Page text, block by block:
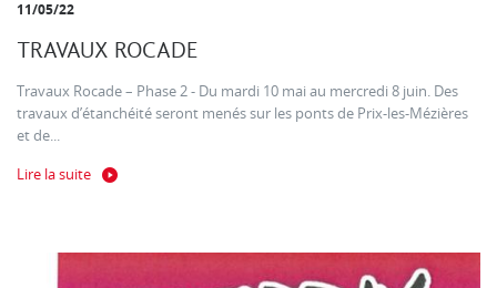
11/05/22
TRAVAUX ROCADE
Travaux Rocade – Phase 2 - Du mardi 10 mai au mercredi 8 juin. Des
travaux d’étanchéité seront menés sur les ponts de Prix-les-Mézières
et de...
Lire la suite